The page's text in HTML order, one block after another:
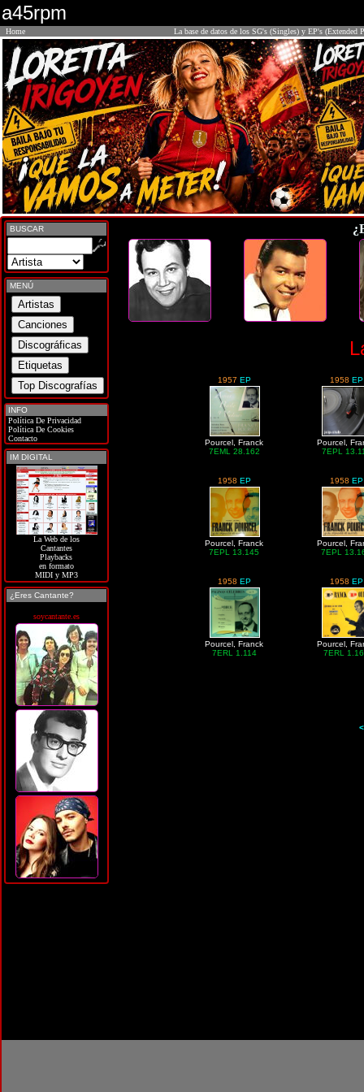
a45rpm
Home La base de datos de los SG's (Singles) y EP's (Extended
BUSCAR
MENÚ
INFO
Política De Privacidad
Política De Cookies
Contacto
IM DIGITAL
La Web de los
Cantantes
Playbacks
en formato
MIDI y MP3
¿Eres Cantante?
soycantante.es
1957 EP
Pourcel, Franck
7EML 28.162
1958 EP
Pourcel,
7EPL
1958 EP
Pourcel, Franck
7EPL 13.145
1958 EP
Pourcel,
7EPL
1958 EP
Pourcel, Franck
7ERL 1.114
1958 EP
Pourcel,
7ERL